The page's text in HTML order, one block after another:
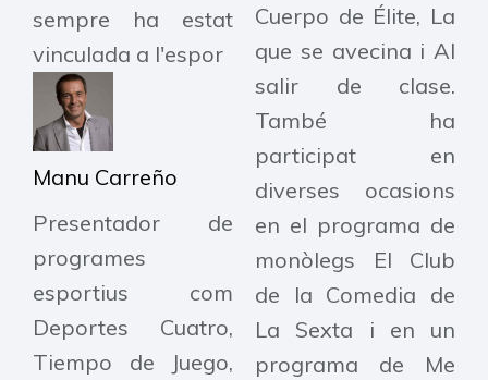
sempre ha estat
vinculada a l'espor
Manu Carreño
Presentador de
programes
esportius com
Deportes Cuatro,
Tiempo de Juego,
Cuerpo de Élite, La
que se avecina i Al
salir de clase.
També ha
participat en
diverses ocasions
en el programa de
monòlegs El Club
de la Comedia de
La Sexta i en un
programa de Me